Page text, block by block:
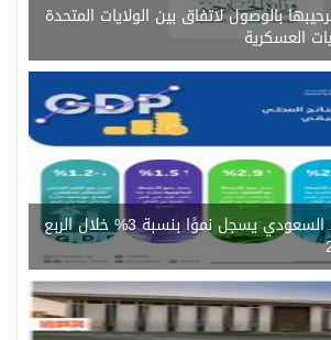
بالوصول لاتفاق بين الولايات المتحدة
العسكرية
“الإحصاء”: الاقتصاد السعودي يسجل نموًا بنسبة 3% خلال الربع